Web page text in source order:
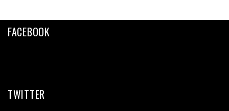
Twitter
FACEBOOK
TWITTER